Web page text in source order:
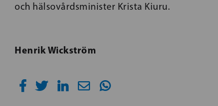
och hälsovårdsminister Krista Kiuru.
Henrik Wickström